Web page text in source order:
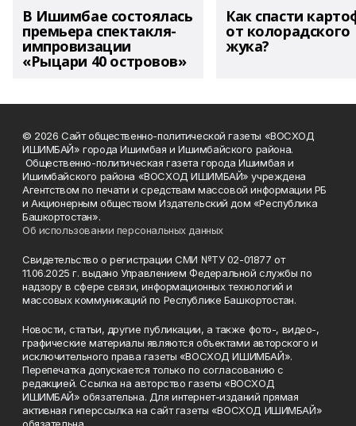
В Ишимбае состоялась
премьера спектакля-
импровизации
«Рыцари 40 островов»
Как спасти
от колорадского
жука?
© 2026 Сайт общественно-политической газеты «ВОСХОД
ИШИМБАЙ» города Ишимбая и Ишимбайского района.
Общественно-политическая газета города Ишимбая и
Ишимбайского района «ВОСХОД ИШИМБАЙ» учреждена
Агентством по печати и средствам массовой информации РБ
и Акционерным обществом Издательский дом «Республика
Башкортостан».
Об использовании персональных данных
Свидетельство о регистрации СМИ №ТУ 02-01877 от
11.06.2025 г. выдано Управлением Федеральной службы по
надзору в сфере связи, информационных технологий и
массовых коммуникаций по Республике Башкортостан.
Новости, статьи, другие публикации, а также фото-, видео-,
графические материалы являются объектами авторского и
исключительного права газеты «ВОСХОД ИШИМБАЙ».
Перепечатка допускается только по согласованию с
редакцией. Ссылка на авторство газеты «ВОСХОД
ИШИМБАЙ» обязательна. Для интернет-изданий прямая
активная гиперссылка на сайт газеты «ВОСХОД ИШИМБАЙ»